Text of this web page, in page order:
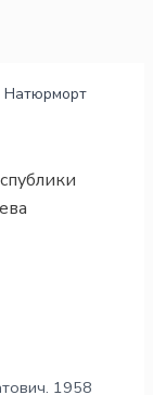
Натюрморт
1958